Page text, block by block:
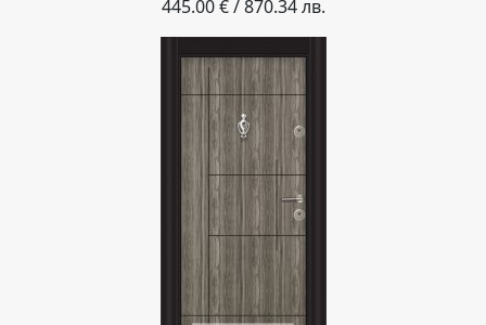
445.00 € / 870.34 лв.